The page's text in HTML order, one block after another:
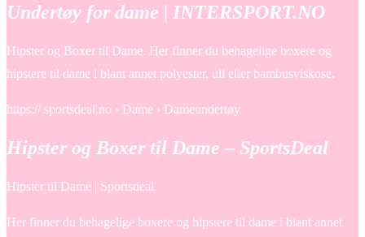
Undertøy for dame | INTERSPORT.NO
Hipster og Boxer til Dame. Her finner du behagelige boxere og
hipstere til dame i blant annet polyester, ull eller bambusviskose.
https:// sportsdeal.no › Dame › Dameundertøy
Hipster og Boxer til Dame – SportsDeal
Hipster til Dame | Sportsdeal
Her finner du behagelige boxere og hipstere til dame i blant annet